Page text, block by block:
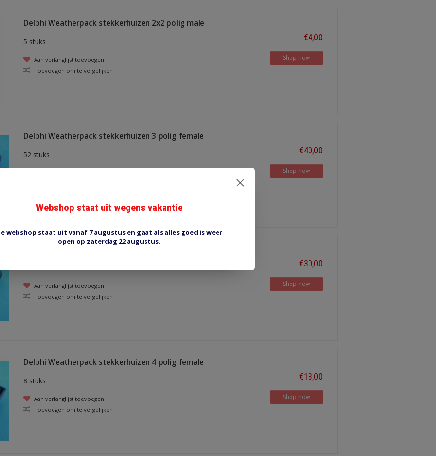
Delphi Weatherpack stekkerhuizen 2x2 polig male
5 stuks
Aan verlanglijst toevoegen
Toevoegen om te vergelijken
€4,00
Shop now
Delphi Weatherpack stekkerhuizen 3 polig female
52 stuks €40,00
Shop now
57 stuks
Aan verlanglijst toevoegen
Toevoegen om te vergelijken
€30,00
Shop now
Delphi Weatherpack stekkerhuizen 4 polig female
8 stuks
Aan verlanglijst toevoegen
Toevoegen om te vergelijken
€13,00
Shop now
Webshop staat uit wegens vakantie
webshop staat uit vanaf 7 augustus en gaat als alles goed is weer
open op zaterdag 22 augustus.